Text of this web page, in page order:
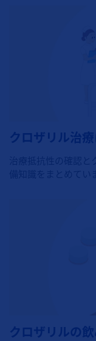
クロザリル治
クロザリルの